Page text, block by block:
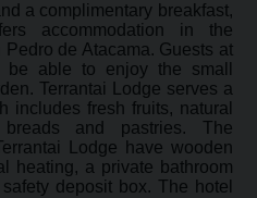
a complimentary breakfast,
accommodation in the
Pedro de Atacama. Guests at
be able to enjoy the small
Terrantai Lodge serves a
includes fresh fruits, natural
breads and pastries. The
Lodge have wooden
heating, a private bathroom
deposit box. The hotel